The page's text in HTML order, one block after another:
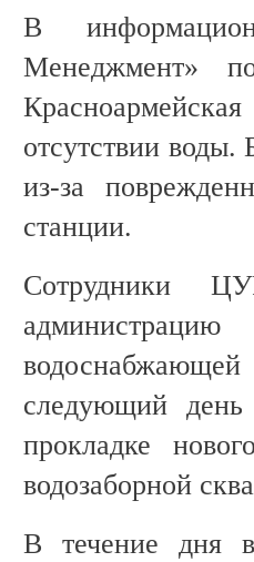
В
Менеджмент»
отсутствии воды.
из-за
станции.
Сотрудники
следующий
прокладке
водозаборной
В течение дня